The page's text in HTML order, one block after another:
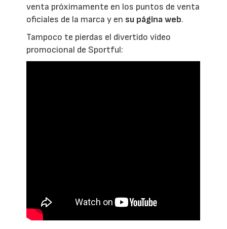
venta próximamente en los puntos de venta
oficiales de la marca y en su página web.
Tampoco te pierdas el divertido vídeo
promocional de Sportful: